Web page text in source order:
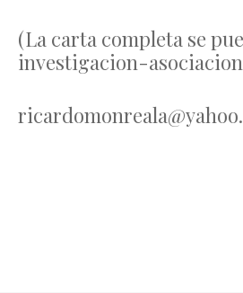
(La carta completa se
investigacion-